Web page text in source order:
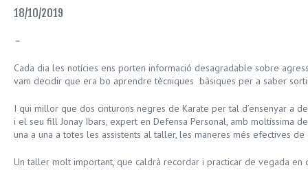
18/10/2019
–
Cada dia les notícies ens porten informació desagradable sobre
vam decidir que era bo aprendre tècniques bàsiques per a saber
I qui millor que dos cinturons negres de Karate per tal d’ensenyar a
i el seu fill Jonay Ibars, expert en Defensa Personal, amb moltíssima
una a una a totes les assistents al taller, les maneres més efectives
Un taller molt important, que caldrà recordar i practicar de vegada en